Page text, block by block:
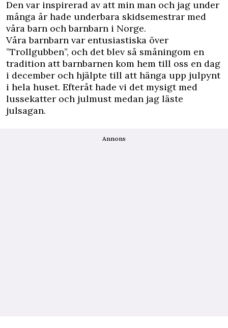
Den var inspirerad av att min man och jag under
många år hade underbara skidsemestrar med
våra barn ochbarnbarn i Norge.
Våra barnbarn var entusiastiska över
”Trollgubben”, och det blev så småningom en
tradition att barnbarnen kom hem till oss en dag
i december och hjälpte till att hänga upp julpynt
i hela huset. Efteråt hade vi det mysigt med
lussekatter och julmust medan jag läste
julsagan.
Annons